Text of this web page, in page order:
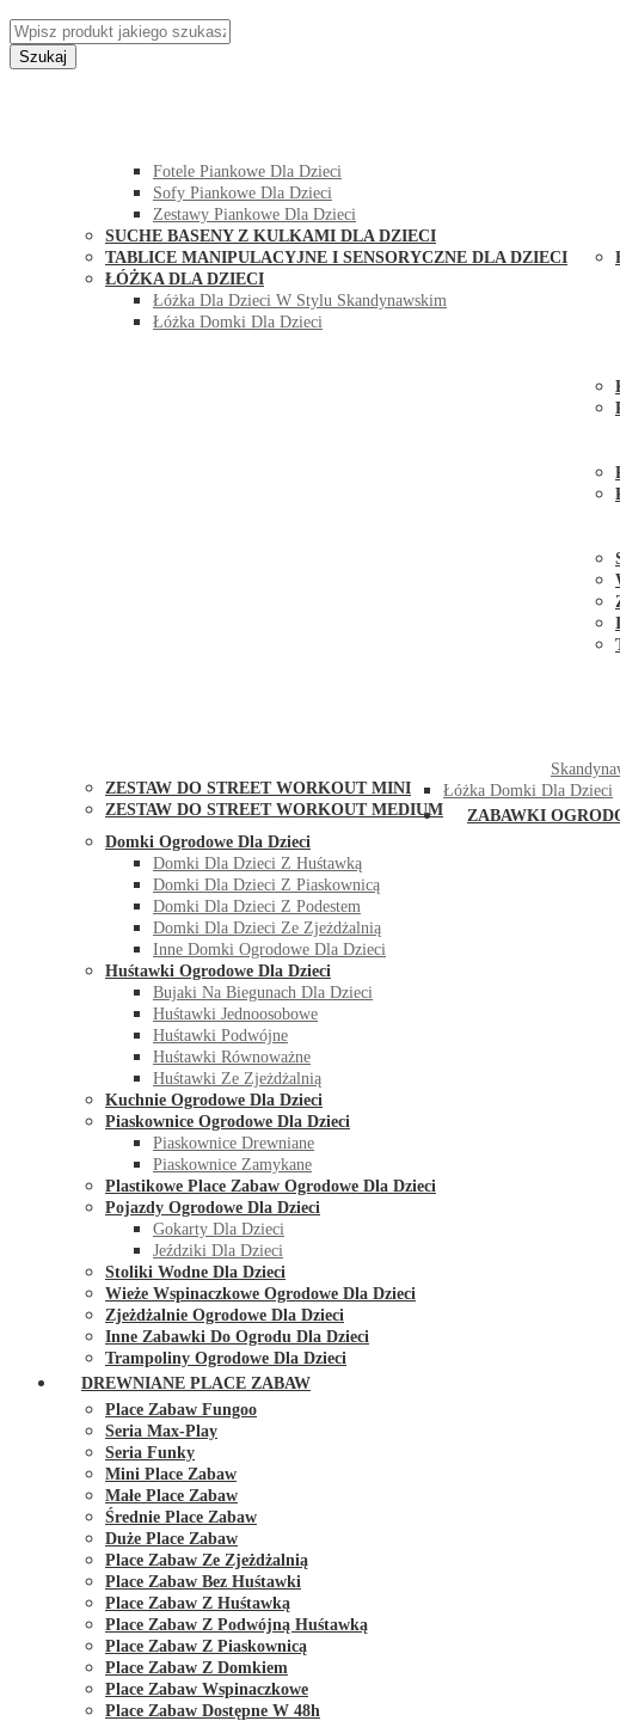
Szukaj
Fotele Piankowe Dla Dzieci
Sofy Piankowe Dla Dzieci
Zestawy Piankowe Dla Dzieci
SUCHE BASENY Z KULKAMI DLA DZIECI
TABLICE MANIPULACYJNE I SENSORYCZNE DLA DZIECI
ŁÓŻKA DLA DZIECI
Łóżka Dla Dzieci W Stylu Skandynawskim
Łóżka Domki Dla Dzieci
ZESTAW DO STREET WORKOUT MINI
ZESTAW DO STREET WORKOUT MEDIUM
Łóżka Domki Dla Dzieci
ZABAWKI
Domki Ogrodowe Dla Dzieci
Domki Dla Dzieci Z Huśtawką
Domki Dla Dzieci Z Piaskownicą
Domki Dla Dzieci Z Podestem
Domki Dla Dzieci Ze Zjeżdżalnią
Inne Domki Ogrodowe Dla Dzieci
Huśtawki Ogrodowe Dla Dzieci
Bujaki Na Biegunach Dla Dzieci
Huśtawki Jednoosobowe
Huśtawki Podwójne
Huśtawki Równoważne
Huśtawki Ze Zjeżdżalnią
Kuchnie Ogrodowe Dla Dzieci
Piaskownice Ogrodowe Dla Dzieci
Piaskownice Drewniane
Piaskownice Zamykane
Plastikowe Place Zabaw Ogrodowe Dla Dzieci
Pojazdy Ogrodowe Dla Dzieci
Gokarty Dla Dzieci
Jeździki Dla Dzieci
Stoliki Wodne Dla Dzieci
Wieże Wspinaczkowe Ogrodowe Dla Dzieci
Zjeżdżalnie Ogrodowe Dla Dzieci
Inne Zabawki Do Ogrodu Dla Dzieci
Trampoliny Ogrodowe Dla Dzieci
DREWNIANE PLACE ZABAW
Place Zabaw Fungoo
Seria Max-Play
Seria Funky
Mini Place Zabaw
Małe Place Zabaw
Średnie Place Zabaw
Duże Place Zabaw
Place Zabaw Ze Zjeżdżalnią
Place Zabaw Bez Huśtawki
Place Zabaw Z Huśtawką
Place Zabaw Z Podwójną Huśtawką
Place Zabaw Z Piaskownicą
Place Zabaw Z Domkiem
Place Zabaw Wspinaczkowe
Place Zabaw Dostępne W 48h